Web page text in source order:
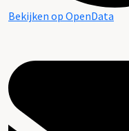
Bekijken op OpenData